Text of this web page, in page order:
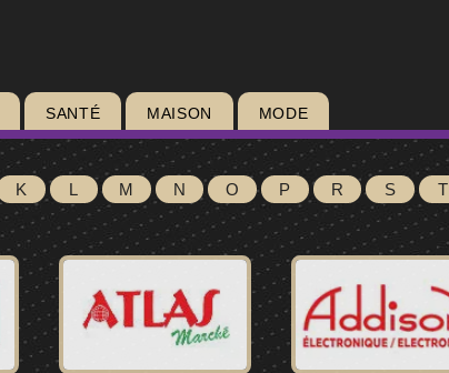
SANTÉ MAISON MODE
K L M N O P R S T